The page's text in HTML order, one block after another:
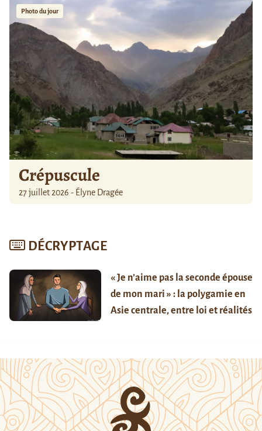
Photo du jour
Crépuscule
27 juillet 2026 - Élyne Dragée
DÉCRYPTAGE
« Je n’aime pas la seconde épouse
de mon mari » : la polygamie en
Asie centrale, entre loi et réalités